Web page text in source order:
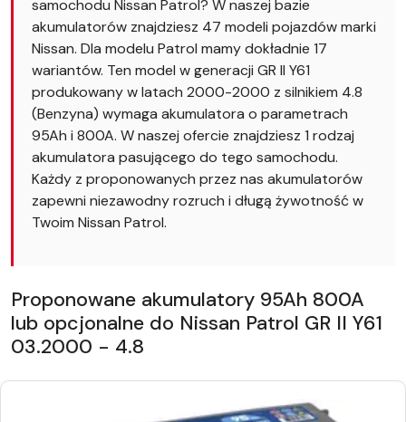
samochodu Nissan Patrol? W naszej bazie
akumulatorów znajdziesz 47 modeli pojazdów marki
Nissan. Dla modelu Patrol mamy dokładnie 17
wariantów. Ten model w generacji GR II Y61
produkowany w latach 2000-2000 z silnikiem 4.8
(Benzyna) wymaga akumulatora o parametrach
95Ah i 800A. W naszej ofercie znajdziesz 1 rodzaj
akumulatora pasującego do tego samochodu.
Każdy z proponowanych przez nas akumulatorów
zapewni niezawodny rozruch i długą żywotność w
Twoim Nissan Patrol.
Proponowane akumulatory 95Ah 800A
lub opcjonalne do Nissan Patrol GR II Y61
03.2000 - 4.8